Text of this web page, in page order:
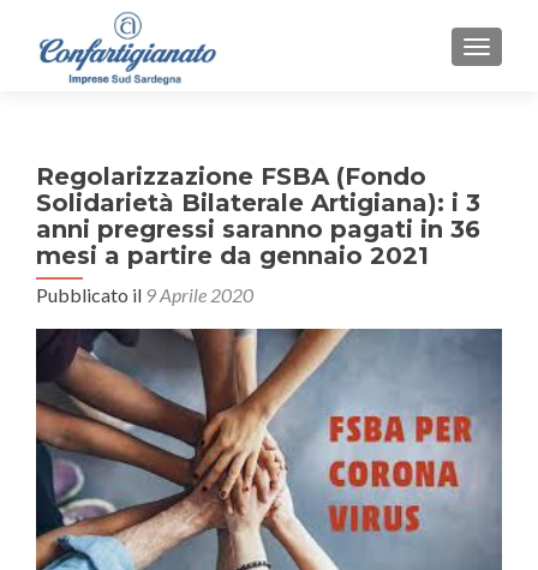
Regolarizzazione FSBA (Fondo
Solidarietà Bilaterale Artigiana): i 3
anni pregressi saranno pagati in 36
mesi a partire da gennaio 2021
Pubblicato il 9 Aprile 2020